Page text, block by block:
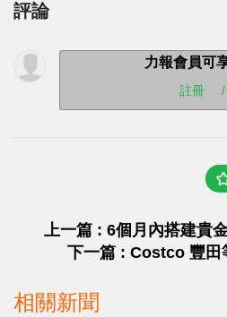
評論
力報會員可
註冊 /
上一篇 : 6個月內搭建貴
下一篇 : Costco 豐田
相關新聞